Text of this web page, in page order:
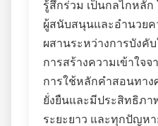
รู้สึกร่วม เป็นกลไกหลั
ผู้สนับสนุนและอำนวยค
ผสานระหว่างการบังคั
การสร้างความเข้าใจ
การใช้หลักคำสอนทาง
ยั่งยืนและมีประสิทธิภ
ระยะยาว และทุกปัญห